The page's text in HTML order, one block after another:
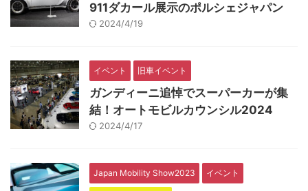
911ダカール展示のポルシェジャパン
2024/4/19
イベント 旧車イベント
ガンディーニ追悼でスーパーカーが集
結！オートモビルカウンシル2024
2024/4/17
Japan Mobility Show2023 イベント